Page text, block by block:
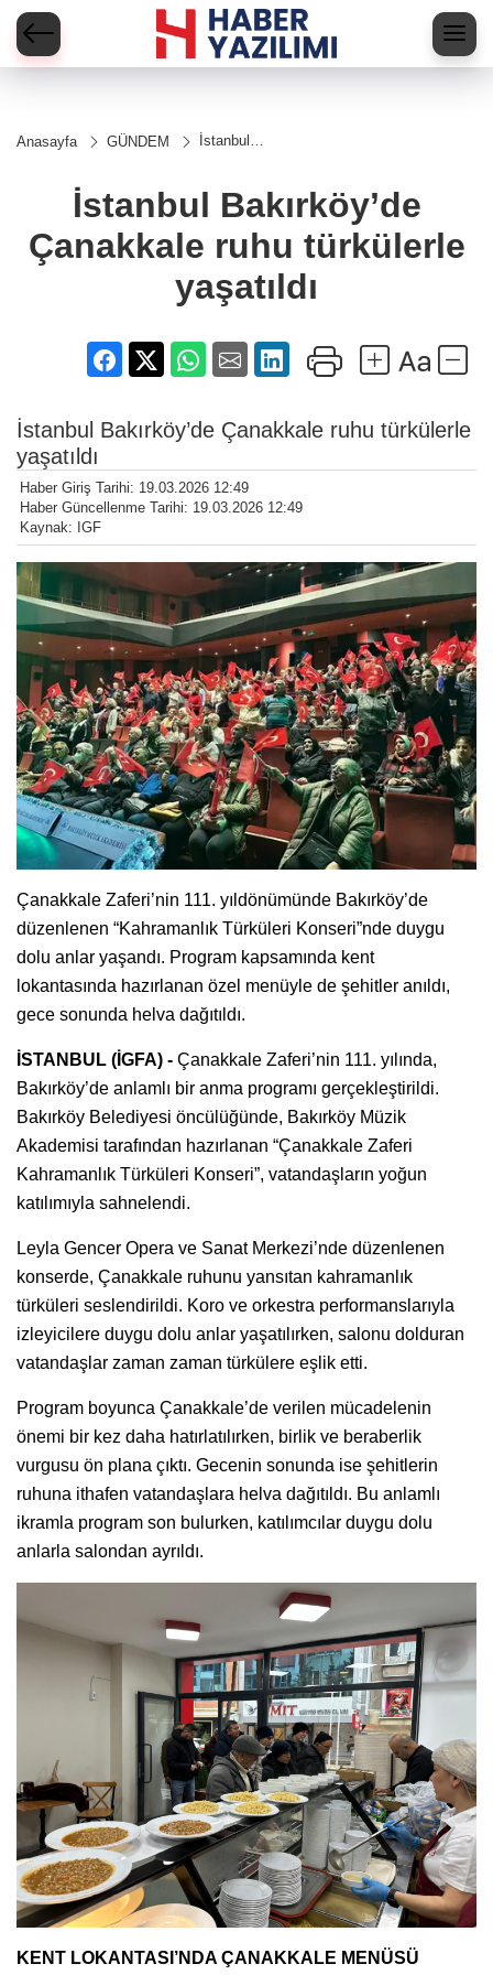
Anasayfa GÜNDEM
İstanbul
ruhu
türkülerle
İstanbul Bakırköy’de
Çanakkale ruhu türkülerle
yaşatıldı
İstanbul Bakırköy’de Çanakkale ruhu türkülerle
yaşatıldı
Haber Giriş Tarihi: 19.03.2026 12:49
Haber Güncellenme Tarihi: 19.03.2026 12:49
Kaynak: IGF
Çanakkale Zaferi’nin 111. yıldönümünde Bakırköy’de
düzenlenen “Kahramanlık Türküleri Konseri”nde duygu
dolu anlar yaşandı. Program kapsamında kent
lokantasında hazırlanan özel menüyle de şehitler anıldı,
gece sonunda helva dağıtıldı.
İSTANBUL (İGFA) - Çanakkale Zaferi’nin 111. yılında,
Bakırköy’de anlamlı bir anma programı gerçekleştirildi.
Bakırköy Belediyesi öncülüğünde, Bakırköy Müzik
Akademisi tarafından hazırlanan “Çanakkale Zaferi
Kahramanlık Türküleri Konseri”, vatandaşların yoğun
katılımıyla sahnelendi.
Leyla Gencer Opera ve Sanat Merkezi’nde düzenlenen
konserde, Çanakkale ruhunu yansıtan kahramanlık
türküleri seslendirildi. Koro ve orkestra performanslarıyla
izleyicilere duygu dolu anlar yaşatılırken, salonu dolduran
vatandaşlar zaman zaman türkülere eşlik etti.
Program boyunca Çanakkale’de verilen mücadelenin
önemi bir kez daha hatırlatılırken, birlik ve beraberlik
vurgusu ön plana çıktı. Gecenin sonunda ise şehitlerin
ruhuna ithafen vatandaşlara helva dağıtıldı. Bu anlamlı
ikramla program son bulurken, katılımcılar duygu dolu
anlarla salondan ayrıldı.
KENT LOKANTASI’NDA ÇANAKKALE MENÜSÜ